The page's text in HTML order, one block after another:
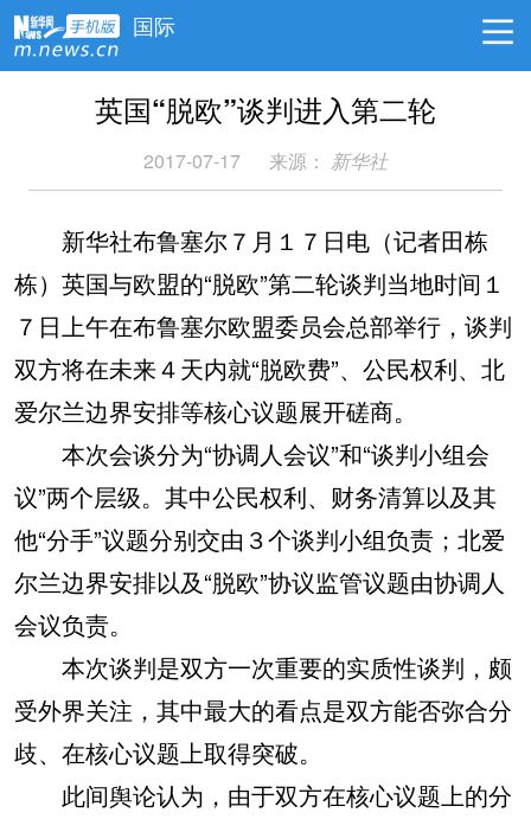
国际
英国“脱欧”谈判进入第二轮
2017-07-17 来源： 新华社
新华社布鲁塞尔７月１７日电（记者田栋
栋）英国与欧盟的“脱欧”第二轮谈判当地时间１
７日上午在布鲁塞尔欧盟委员会总部举行，谈判
双方将在未来４天内就“脱欧费”、公民权利、北
爱尔兰边界安排等核心议题展开磋商。
本次会谈分为“协调人会议”和“谈判小组会
议”两个层级。其中公民权利、财务清算以及其
他“分手”议题分别交由３个谈判小组负责；北爱
尔兰边界安排以及“脱欧”协议监管议题由协调人
会议负责。
本次谈判是双方一次重要的实质性谈判，颇
受外界关注，其中最大的看点是双方能否弥合分
歧、在核心议题上取得突破。
此间舆论认为，由于双方在核心议题上的分